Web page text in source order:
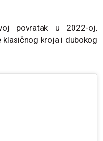
povratak u 2022-oj,
klasičnog kroja i dubokog